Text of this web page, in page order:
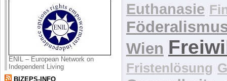
ENIL – European Network on
Independent Living
BIZEPS-INFO
Euthanasie
Wien
Fristenlösung